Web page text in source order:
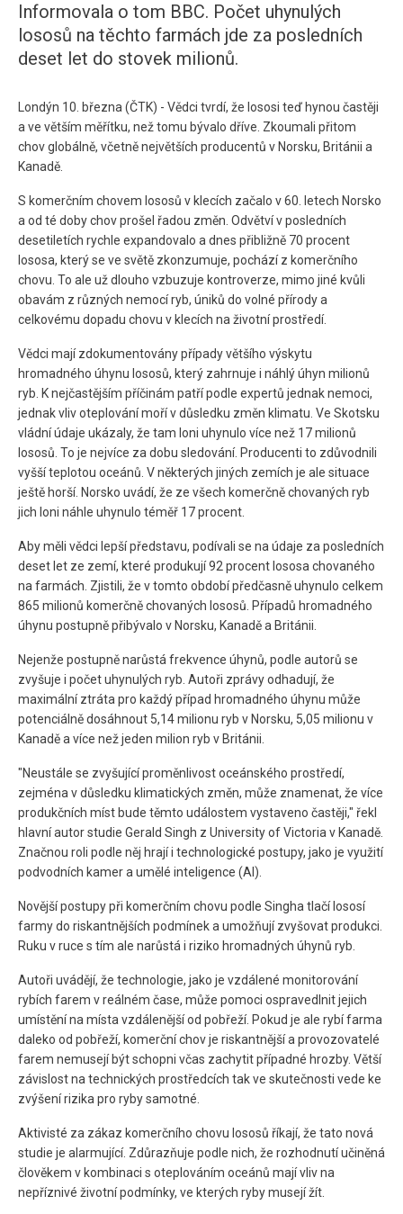
Informovala o tom BBC. Počet uhynulých
lososů na těchto farmách jde za posledních
deset let do stovek milionů.
Londýn 10. března (ČTK) - Vědci tvrdí, že lososi teď hynou častěji
a ve větším měřítku, než tomu bývalo dříve. Zkoumali přitom
chov globálně, včetně největších producentů v Norsku, Británii a
Kanadě.
S komerčním chovem lososů v klecích začalo v 60. letech Norsko
a od té doby chov prošel řadou změn. Odvětví v posledních
desetiletích rychle expandovalo a dnes přibližně 70 procent
lososa, který se ve světě zkonzumuje, pochází z komerčního
chovu. To ale už dlouho vzbuzuje kontroverze, mimo jiné kvůli
obavám z různých nemocí ryb, úniků do volné přírody a
celkovému dopadu chovu v klecích na životní prostředí.
Vědci mají zdokumentovány případy většího výskytu
hromadného úhynu lososů, který zahrnuje i náhlý úhyn milionů
ryb. K nejčastějším příčinám patří podle expertů jednak nemoci,
jednak vliv oteplování moří v důsledku změn klimatu. Ve Skotsku
vládní údaje ukázaly, že tam loni uhynulo více než 17 milionů
lososů. To je nejvíce za dobu sledování. Producenti to zdůvodnili
vyšší teplotou oceánů. V některých jiných zemích je ale situace
ještě horší. Norsko uvádí, že ze všech komerčně chovaných ryb
jich loni náhle uhynulo téměř 17 procent.
Aby měli vědci lepší představu, podívali se na údaje za posledních
deset let ze zemí, které produkují 92 procent lososa chovaného
na farmách. Zjistili, že v tomto období předčasně uhynulo celkem
865 milionů komerčně chovaných lososů. Případů hromadného
úhynu postupně přibývalo v Norsku, Kanadě a Británii.
Nejenže postupně narůstá frekvence úhynů, podle autorů se
zvyšuje i počet uhynulých ryb. Autoři zprávy odhadují, že
maximální ztráta pro každý případ hromadného úhynu může
potenciálně dosáhnout 5,14 milionu ryb v Norsku, 5,05 milionu v
Kanadě a více než jeden milion ryb v Británii.
"Neustále se zvyšující proměnlivost oceánského prostředí,
zejména v důsledku klimatických změn, může znamenat, že více
produkčních míst bude těmto událostem vystaveno častěji," řekl
hlavní autor studie Gerald Singh z University of Victoria v Kanadě.
Značnou roli podle něj hrají i technologické postupy, jako je využití
podvodních kamer a umělé inteligence (AI).
Novější postupy při komerčním chovu podle Singha tlačí lososí
farmy do riskantnějších podmínek a umožňují zvyšovat produkci.
Ruku v ruce s tím ale narůstá i riziko hromadných úhynů ryb.
Autoři uvádějí, že technologie, jako je vzdálené monitorování
rybích farem v reálném čase, může pomoci ospravedlnit jejich
umístění na místa vzdálenější od pobřeží. Pokud je ale rybí farma
daleko od pobřeží, komerční chov je riskantnější a provozovatelé
farem nemusejí být schopni včas zachytit případné hrozby. Větší
závislost na technických prostředcích tak ve skutečnosti vede ke
zvýšení rizika pro ryby samotné.
Aktivisté za zákaz komerčního chovu lososů říkají, že tato nová
studie je alarmující. Zdůrazňuje podle nich, že rozhodnutí učiněná
člověkem v kombinaci s oteplováním oceánů mají vliv na
nepříznivé životní podmínky, ve kterých ryby musejí žít.